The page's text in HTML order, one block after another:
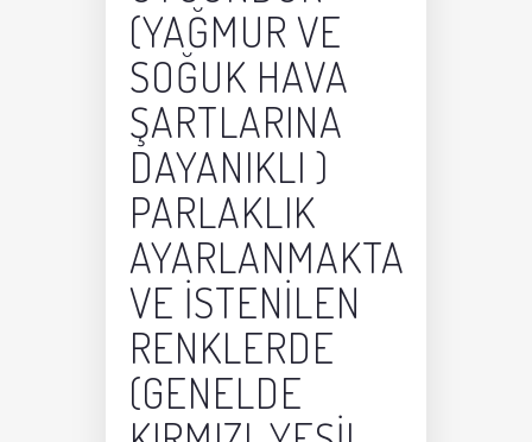
(YAĞMUR VE
SOĞUK HAVA
ŞARTLARINA
DAYANIKLI )
PARLAKLIK
AYARLANMAKTA
VE ISTENILEN
RENKLERDE
(GENELDE